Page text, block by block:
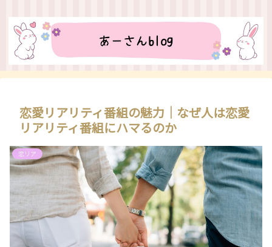
恋愛リアリティ番組の魅力｜なぜ人は恋愛
リアリティ番組にハマるのか
恋リア